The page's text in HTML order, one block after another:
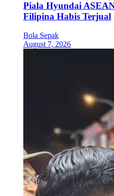
Piala Hyundai
Filipina Habis Terjual
Bola Sepak
August 7, 2026